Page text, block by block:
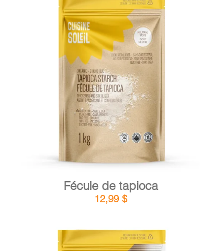
AJOUTER AU PANIER DÉTAILS
Fécule de tapioca
12,99 $